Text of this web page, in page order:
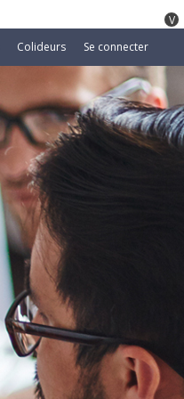
V
Colideurs Se connecter